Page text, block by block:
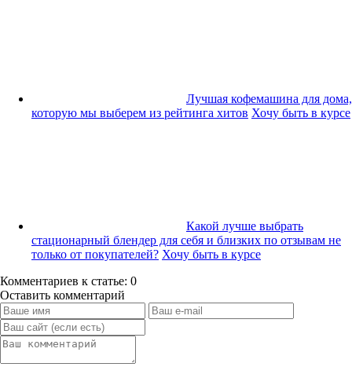
Лучшая кофемашина для дома,
которую мы выберем из рейтинга хитов Хочу быть в курсе
Какой лучше выбрать
стационарный блендер для себя и близких по отзывам не
только от покупателей? Хочу быть в курсе
Комментариев к статье: 0
Оставить комментарий